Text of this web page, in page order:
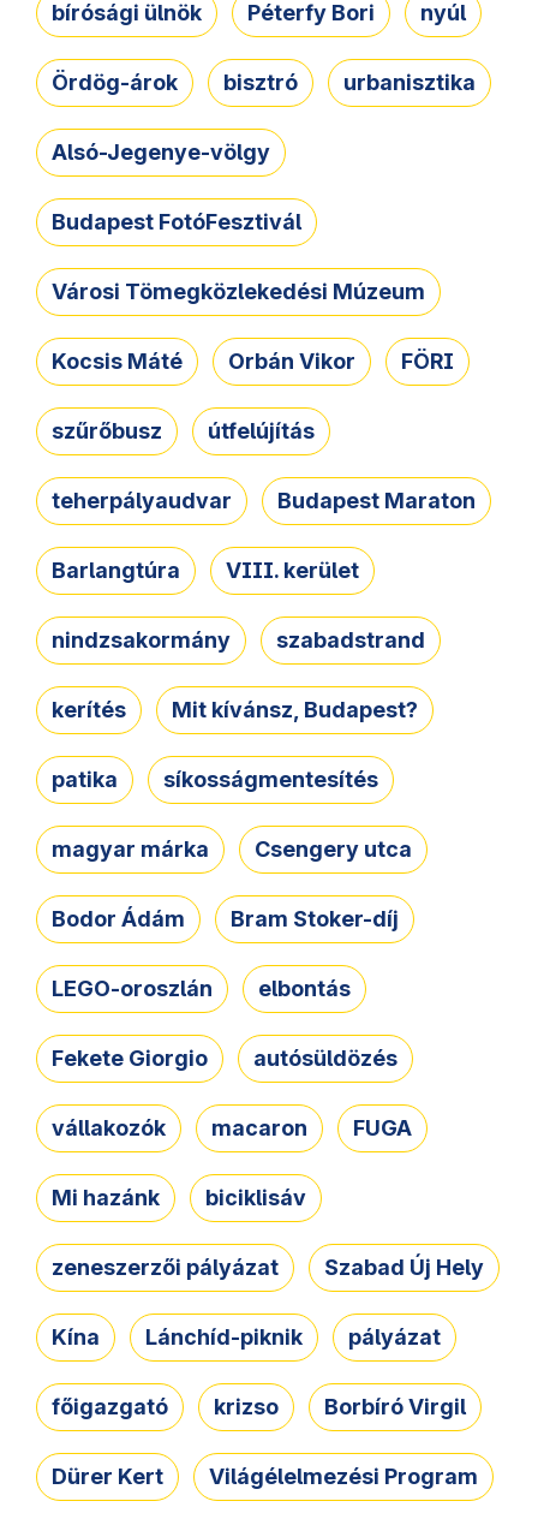
bírósági ülnök Péterfy Bori nyúl
Ördög-árok bisztró urbanisztika
Alsó-Jegenye-völgy
Budapest FotóFesztivál
Városi Tömegközlekedési Múzeum
Kocsis Máté Orbán Vikor FÖRI
szűrőbusz útfelújítás
teherpályaudvar Budapest Maraton
Barlangtúra VIII. kerület
nindzsakormány szabadstrand
kerítés Mit kívánsz, Budapest?
patika síkosságmentesítés
magyar márka Csengery utca
Bodor Ádám Bram Stoker-díj
LEGO-oroszlán elbontás
Fekete Giorgio autósüldözés
vállakozók macaron FUGA
Mi hazánk biciklisáv
zeneszerzői pályázat Szabad Új Hely
Kína Lánchíd-piknik pályázat
főigazgató krizso Borbíró Virgil
Dürer Kert Világélelmezési Program